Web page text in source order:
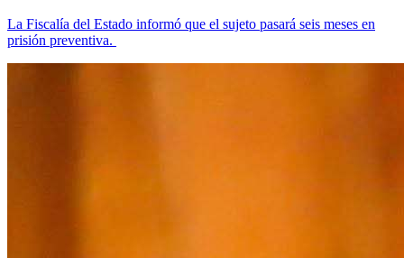
La Fiscalía del Estado informó que el sujeto pasará seis meses en
prisión preventiva.